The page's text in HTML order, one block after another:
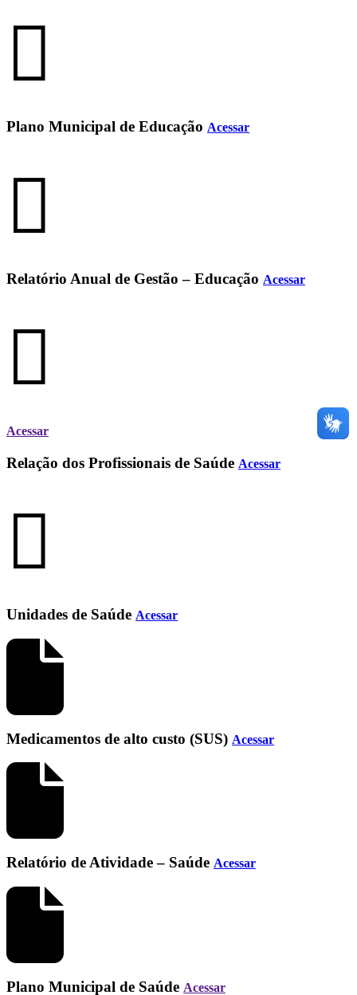
Plano Municipal de Educação Acessar
Relatório Anual de Gestão – Educação Acessar
Acessar
Relação dos Profissionais de Saúde Acessar
Unidades de Saúde Acessar
Medicamentos de alto custo (SUS) Acessar
Relatório de Atividade – Saúde Acessar
Plano Municipal de Saúde Acessar